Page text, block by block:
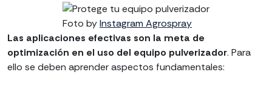
Foto byInstagram Agrospray
Las aplicaciones efectivas son la meta de
optimización en el uso del equipo pulverizador. Para
ello se deben aprender aspectos fundamentales: